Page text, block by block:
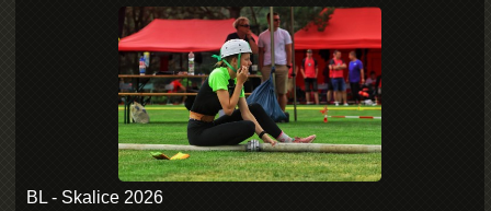
BL - Skalice 2026